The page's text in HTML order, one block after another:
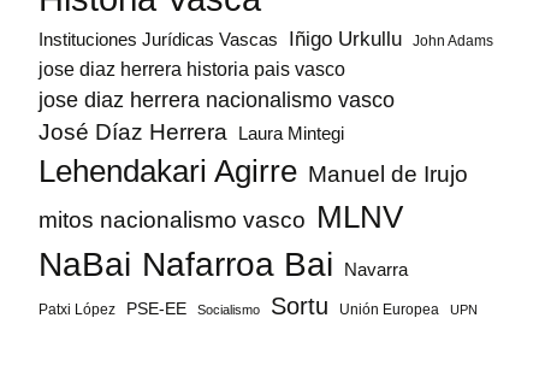
Instituciones Jurídicas Vascas Iñigo Urkullu John Adams
jose diaz herrera historia pais vasco
jose diaz herrera nacionalismo vasco
José Díaz Herrera Laura Mintegi
Lehendakari Agirre Manuel de Irujo
mitos nacionalismo vasco MLNV
NaBai Nafarroa Bai Navarra
Patxi López PSE-EE Socialismo Sortu Unión Europea UPN